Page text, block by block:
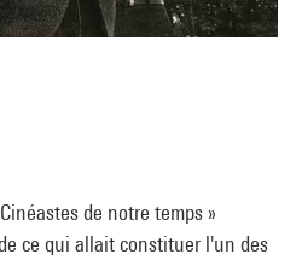
de notre temps »
ce qui allait constituer l'un des